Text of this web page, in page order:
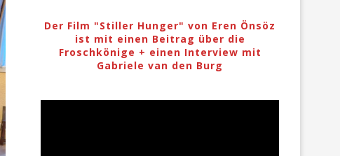
Der Film "Stiller Hunger" von Eren Önsöz
ist mit einen Beitrag über die
Froschkönige + einen Interview mit
Gabriele van den Burg